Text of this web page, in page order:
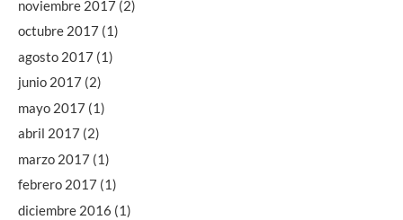
noviembre 2017 (2)
octubre 2017 (1)
agosto 2017 (1)
junio 2017 (2)
mayo 2017 (1)
abril 2017 (2)
marzo 2017 (1)
febrero 2017 (1)
diciembre 2016 (1)